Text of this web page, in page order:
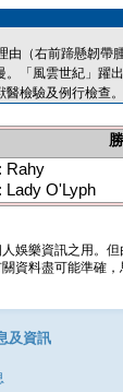
由（右前蹄懸韌
「風雲世紀」躍
檢驗及例行檢查。
Rahy
Lady O'Lyph
娛樂資訊之用。
資料盡可能準確
及資訊